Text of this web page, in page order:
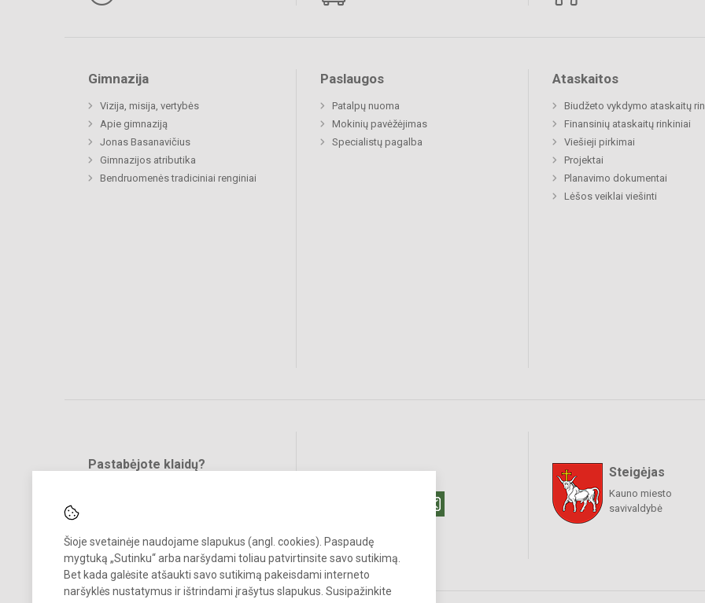
Šioje svetainėje naudojame slapukus (angl. cookies). Paspaudę
mygtuką „Sutinku“ arba naršydami toliau patvirtinsite savo sutikimą.
Bet kada galėsite atšaukti savo sutikimą pakeisdami interneto
naršyklės nustatymus ir ištrindami įrašytus slapukus. Susipažinkite
Gimnazija
Vizija, misija, vertybės
Apie gimnaziją
Jonas Basanavičius
Gimnazijos atributika
Bendruomenės tradiciniai renginiai
Paslaugos
Patalpų nuoma
Mokinių pavėžėjimas
Specialistų pagalba
Ataskaitos
Biudžeto vykdymo ataskaitų
Finansinių ataskaitų rinkiniai
Viešieji pirkimai
Projektai
Planavimo dokumentai
Lėšos veiklai viešinti
Pastabėjote klaidų?
Steigėjas
Kauno miesto
savivaldybė